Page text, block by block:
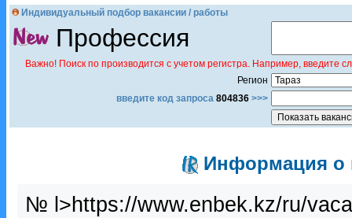
Индивидуальный подбор вакансии / работы
Профессия
Важно! Поиск по производится с учетом регистра. Например,
Регион
введите код запроса 804836 >>>
Информация о
№ l>https://www.enbek.kz/ru/